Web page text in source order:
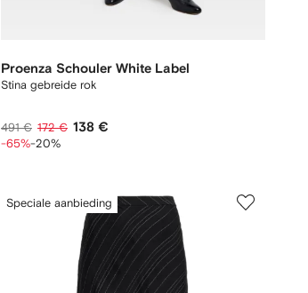
Proenza Schouler White Label
Stina gebreide rok
491 € 172 € 138 €
-65%-20%
Speciale aanbieding